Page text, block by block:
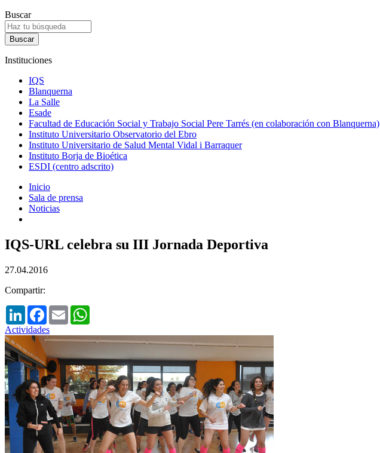
Buscar
Instituciones
IQS
Blanquerna
La Salle
Esade
Facultad de Educación Social y Trabajo Social Pere Tarrés (en colaboración con Blanquerna)
Instituto Universitario Observatorio del Ebro
Instituto Universitario de Salud Mental Vidal i Barraquer
Instituto Borja de Bioética
ESDI (centro adscrito)
Inicio
Sala de prensa
Noticias
IQS-URL celebra su III Jornada Deportiva
27.04.2016
Compartir:
LinkedInFacebook
Email
Actividades